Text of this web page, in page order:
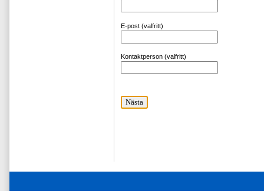
E-post (valfritt)
Kontaktperson (valfritt)